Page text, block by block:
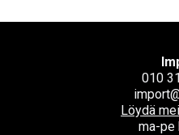
010
Löydä
ma-pe